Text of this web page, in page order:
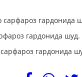
сарфароз гардонида
гардонида шуд.
гардонида